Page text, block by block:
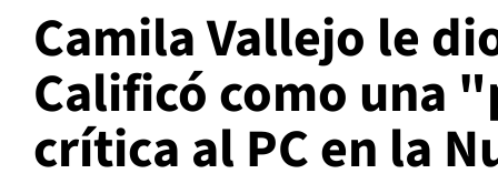
Camila Vallejo le
Calificó como una
crítica al PC en la